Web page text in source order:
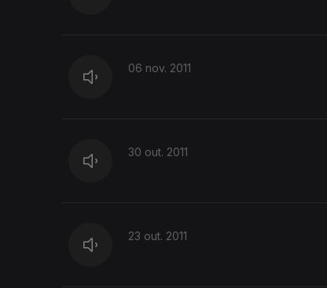
06 nov. 2011
30 out. 2011
23 out. 2011